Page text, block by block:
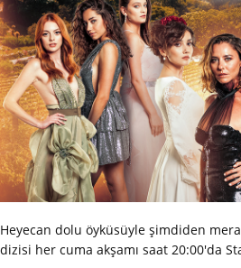
Heyecan dolu öyküsüyle şimdiden
dizisi her cuma akşamı saat 20:00'da